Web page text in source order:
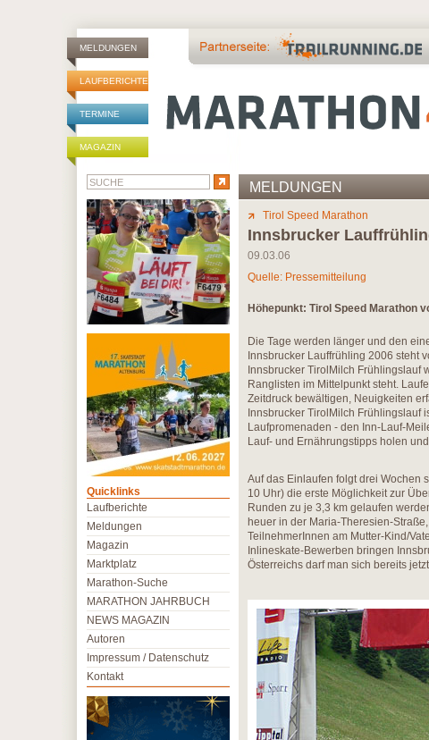
MELDUNGEN
LAUFBERICHTE
TERMINE
MAGAZIN
MELDUNGEN
Tirol Speed Marathon
Innsbrucker
09.03.06
Quelle: Pressemitteilung
Höhepunkt: Tirol Speed Marathon
Die Tage werden länger und den
Innsbrucker Lauffrühling 2006 steht
Innsbrucker TirolMilch Frühlingslauf
Ranglisten im Mittelpunkt steht.
Zeitdruck bewältigen, Neuigkeiten
Innsbrucker TirolMilch Frühlingslauf
Laufpromenaden - den Inn-Lauf-
Lauf- und Ernährungstipps holen
Auf das Einlaufen folgt drei Wochen
10 Uhr) die erste Möglichkeit zur
Runden zu je 3,3 km gelaufen
heuer in der Maria-Theresien-
TeilnehmerInnen am Mutter-Kind/
Inlineskate-Bewerben bringen
Österreichs darf man sich bereits
Quicklinks
Laufberichte
Meldungen
Magazin
Marktplatz
Marathon-Suche
MARATHON JAHRBUCH
NEWS MAGAZIN
Autoren
Impressum / Datenschutz
Kontakt